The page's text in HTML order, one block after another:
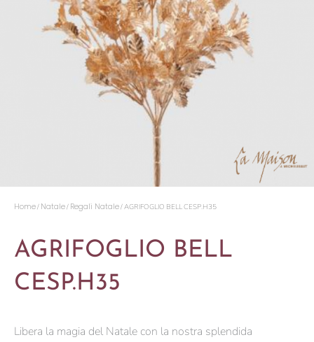
Home/ Natale/ Regali Natale/ AGRIFOGLIO BELL CESP.H35
AGRIFOGLIO BELL
CESP.H35
Libera la magia del Natale con la nostra splendida